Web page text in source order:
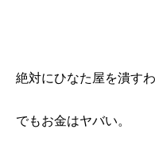
絶対にひなた屋を潰す
でもお金はヤバい。